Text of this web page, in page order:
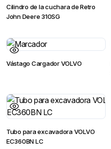
Cilindro de la cuchara de Retro
John Deere 310SG
Vástago Cargador VOLVO
Tubo para excavadora VOLVO
EC360BN LC